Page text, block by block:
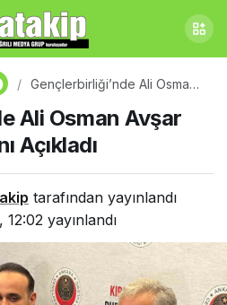
Gençlerbirliği’nde Ali Osman
Açıkladı
Ali Osman Avşar
Açıkladı
tarafından yayınlandı
12:02 yayınlandı
Paylaş